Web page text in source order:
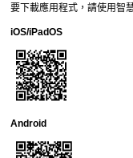
要下載應用程式，請使用智
iOS/iPadOS
Android